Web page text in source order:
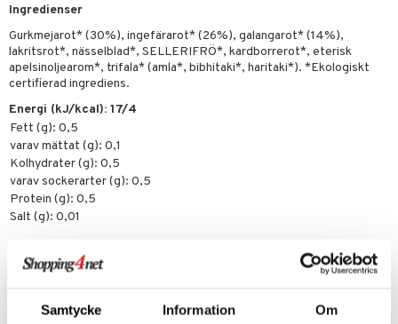
Samtycke Information Om
Ingredienser
Gurkmejarot* (30%), ingefärarot* (26%), galangarot* (14%),
lakritsrot*, nässelblad*, SELLERIFRÖ*, kardborrerot*, eterisk
apelsinoljearom*, trifala* (amla*, bibhitaki*, haritaki*). *Ekologiskt
certifierad ingrediens.
Energi (kJ/kcal): 17/4
Fett (g): 0,5
varav mättat (g): 0,1
Kolhydrater (g): 0,5
varav sockerarter (g): 0,5
Protein (g): 0,5
Salt (g): 0,01
Artikelnr
& avgiftning